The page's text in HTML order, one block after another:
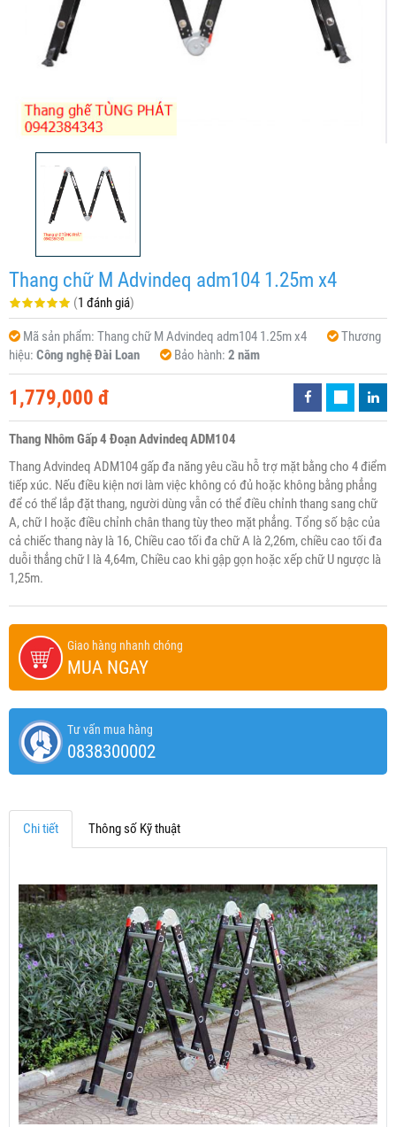
Thang chữ M Advindeq adm104 1.25m x4
(1 đánh giá)
Mã sản phẩm: Thang chữ M Advindeq adm104 1.25m x4
Thương
hiệu: Công nghệ Đài Loan Bảo hành: 2 năm
1,779,000 đ
Thang Nhôm Gấp 4 Đoạn Advindeq ADM104
Thang Advindeq ADM104 gấp đa năng yêu cầu hỗ trợ mặt bằng cho 4 điểm
tiếp xúc. Nếu điều kiện nơi làm việc không có đủ hoặc không bằng phẳng
để có thể lắp đặt thang, người dùng vẫn có thể điều chỉnh thang sang chữ
A, chữ I hoặc điều chỉnh chân thang tùy theo mặt phẳng. Tổng số bậc của
cả chiếc thang này là 16, Chiều cao tối đa chữ A là 2,26m, chiều cao tối đa
duỗi thẳng chữ I là 4,64m, Chiều cao khi gập gọn hoặc xếp chữ U ngược là
1,25m.
Giao hàng nhanh chóng
MUA NGAY
Tư vấn mua hàng
0838300002
Chi tiết Thông số Kỹ thuật